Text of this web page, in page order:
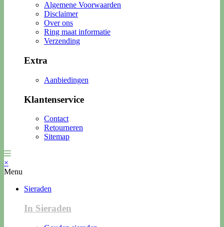
Algemene Voorwaarden
Disclaimer
Over ons
Ring maat informatie
Verzending
Extra
Aanbiedingen
Klantenservice
Contact
Retourneren
Sitemap
×
Menu
Sieraden
In Sieraden